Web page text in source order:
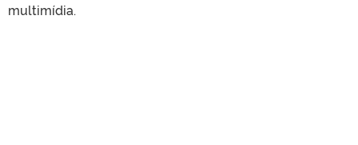
multimídia.